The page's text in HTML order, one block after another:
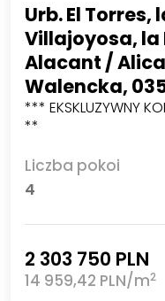
Urb. El
Villajoyosa, la
Alacant /
Walencka,
*** EKSKLUZYWNY
**
Liczba pokoi
4
2 303 750 PLN
14 959,42 PLN/m2